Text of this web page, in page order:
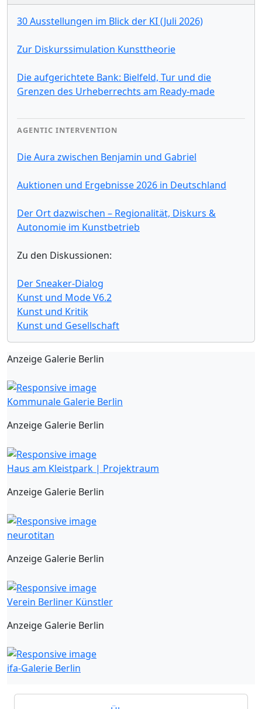
30 Ausstellungen im Blick der KI (Juli 2026)
Zur Diskurssimulation Kunsttheorie
Die aufgerichtete Bank: Bielfeld, Tur und die
Grenzen des Urheberrechts am Ready-made
AGENTIC INTERVENTION
Die Aura zwischen Benjamin und Gabriel
Auktionen und Ergebnisse 2026 in Deutschland
Der Ort dazwischen – Regionalität, Diskurs &
Autonomie im Kunstbetrieb
Zu den Diskussionen:
Der Sneaker-Dialog
Kunst und Mode V6.2
Kunst und Kritik
Kunst und Gesellschaft
Anzeige Galerie Berlin
Kommunale Galerie Berlin
Anzeige Galerie Berlin
Haus am Kleistpark | Projektraum
Anzeige Galerie Berlin
neurotitan
Anzeige Galerie Berlin
Verein Berliner Künstler
Anzeige Galerie Berlin
ifa-Galerie Berlin